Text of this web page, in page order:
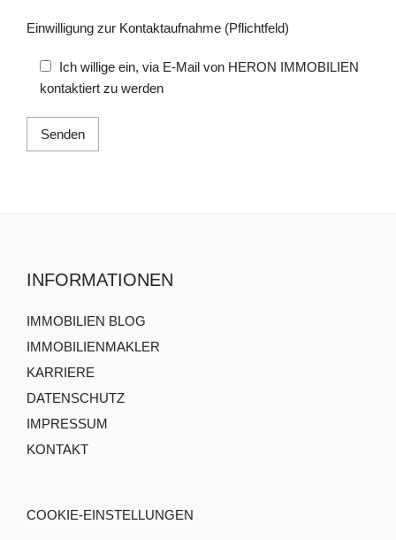
Einwilligung zur Kontaktaufnahme (Pflichtfeld)
Ich willige ein, via E-Mail von HERON IMMOBILIEN
kontaktiert zu werden
INFORMATIONEN
IMMOBILIEN BLOG
IMMOBILIENMAKLER
KARRIERE
DATENSCHUTZ
IMPRESSUM
KONTAKT
COOKIE-EINSTELLUNGEN